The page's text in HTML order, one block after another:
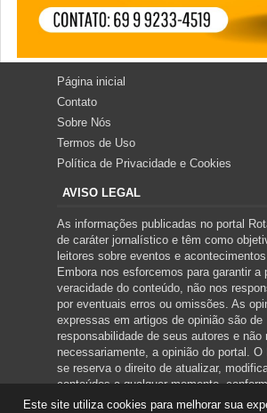
Página inicial
Contato
Sobre Nós
Termos de Uso
Política de Privacidade e Cookies
AVISO LEGAL
As informações publicadas no portal
de caráter jornalístico e têm como
leitores sobre eventos e
Embora nos esforcemos para garantir a
veracidade do conteúdo, não nos
por eventuais erros ou omissões. As
expressas em artigos de opinião são de
responsabilidade de seus autores e não
necessariamente, a opinião do portal. O
se reserva o direito de atualizar,
conteúdos a qualquer momento,
Este site utiliza cookies para melhorar sua